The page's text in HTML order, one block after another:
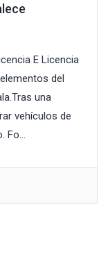
E Licencia
del
una
vehículos de
Fo...